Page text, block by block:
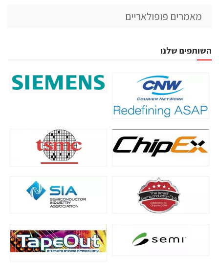
מאמרים פופולאריים
השותפים שלנו